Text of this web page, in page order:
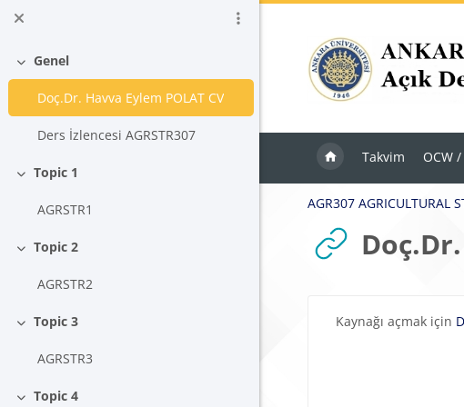
Ana içeriğe git
Daralt
Genel
Doç.Dr. Havva Eylem POLAT CV
Ders İzlencesi AGRSTR307
Daralt
Topic 1
AGRSTR1
Daralt
Topic 2
AGRSTR2
Daralt
Topic 3
AGRSTR3
Topic 4
Takvim OCW
AGR307 AGRICULTURAL
Tamamlama
Kaynağı açmak için